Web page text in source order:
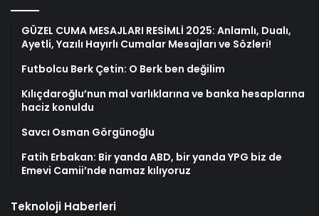
GÜZEL CUMA MESAJLARI RESİMLİ 2025: Anlamlı, Dualı,
Ayetli, Yazılı Hayırlı Cumalar Mesajları ve Sözleri!
Futbolcu Berk Çetin: O Berk ben değilim
Kılıçdaroğlu’nun mal varlıklarına ve banka hesaplarına
haciz konuldu
Savcı Osman Görgünoğlu
Fatih Erbakan: Bir yanda ABD, bir yanda YPG biz de
Emevi Camii’nde namaz kılıyoruz
Teknoloji Haberleri